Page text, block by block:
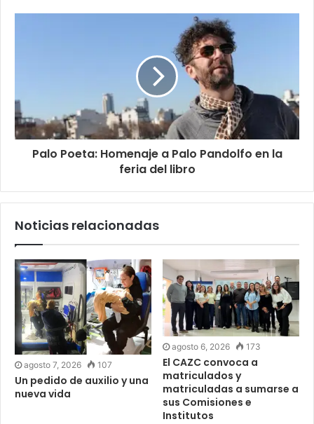
Palo Poeta: Homenaje a Palo Pandolfo en la
feria del libro
Noticias relacionadas
agosto 7, 2026 107
Un pedido de auxilio y una
nueva vida
agosto 6, 2026 173
El CAZC convoca a
matriculados y
matriculadas a sumarse a
sus Comisiones e
Institutos